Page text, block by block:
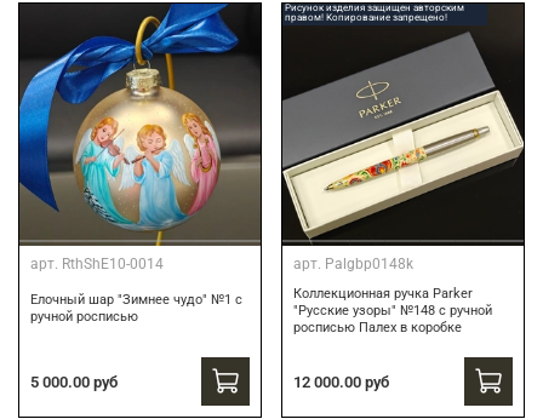
арт. RthShE10-0014
Елочный шар "Зимнее чудо" №1 с
ручной росписью
5 000.00 руб
Рисунок изделия защищен авторским
правом! Копирование запрещено!
арт. Palgbp0148k
Коллекционная ручка Parker
"Русские узоры" №148 с ручной
росписью Палех в коробке
12 000.00 руб